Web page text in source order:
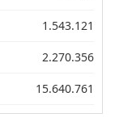
1.543.121
2.270.356
15.640.761